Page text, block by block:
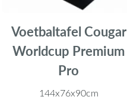
Voetbaltafel Cougar
Worldcup Premium
Pro
144x76x90cm